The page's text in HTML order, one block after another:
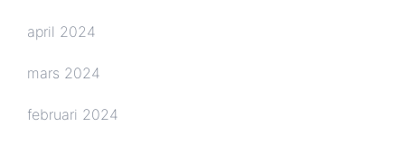
april 2024
mars 2024
februari 2024